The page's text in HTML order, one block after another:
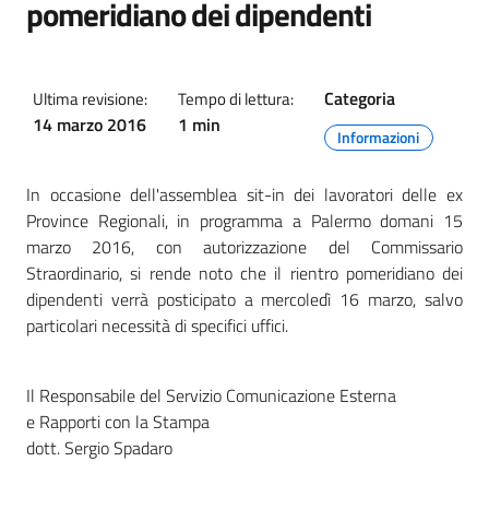
pomeridiano dei dipendenti
Ultima revisione:
14 marzo 2016
Tempo di lettura:
1 min
Categoria
Informazioni
In occasione dell'assemblea sit-in dei lavoratori delle ex
Province Regionali, in programma a Palermo domani 15
marzo 2016, con autorizzazione del Commissario
Straordinario, si rende noto che il rientro pomeridiano dei
dipendenti verrà posticipato a mercoledì 16 marzo, salvo
particolari necessità di specifici uffici.
Il Responsabile del Servizio Comunicazione Esterna
e Rapporti con la Stampa
dott. Sergio Spadaro